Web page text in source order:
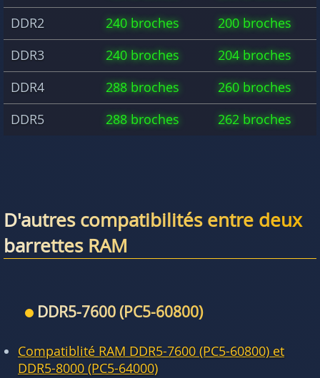
DDR2
240 broches
200 broches
DDR3
240 broches
204 broches
DDR4
288 broches
260 broches
DDR5
288 broches 262 broches
D'autres compatibilités entre deux
barrettes RAM
DDR5-7600 (PC5-60800)
Compatiblité RAM DDR5-7600 (PC5-60800) et
DDR5-8000 (PC5-64000)